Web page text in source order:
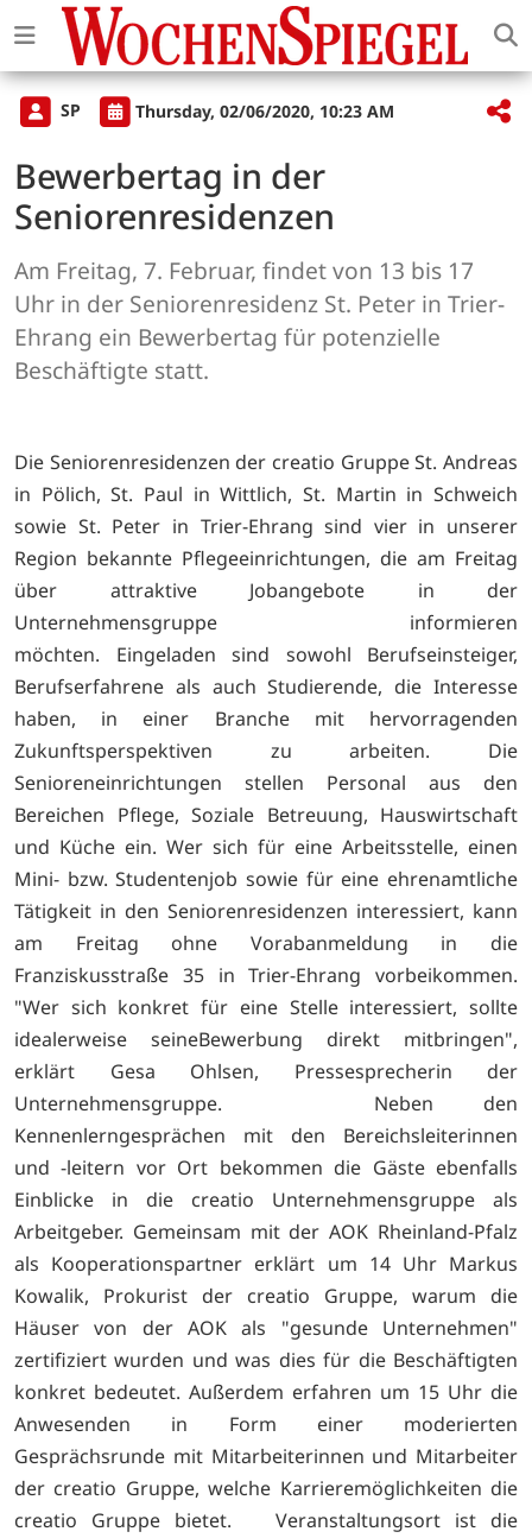
SP Thursday, 02/06/2020, 10:23 AM
Bewerbertag in der
Seniorenresidenzen
Am Freitag, 7. Februar, findet von 13 bis 17
Uhr in der Seniorenresidenz St. Peter in Trier-
Ehrang ein Bewerbertag für potenzielle
Beschäftigte statt.
Die Seniorenresidenzen der creatio Gruppe St. Andreas
in Pölich, St. Paul in Wittlich, St. Martin in Schweich
sowie St. Peter in Trier-Ehrang sind vier in unserer
Region bekannte Pflegeeinrichtungen, die am Freitag
über attraktive Jobangebote in der
Unternehmensgruppe informieren
möchten. Eingeladen sind sowohl Berufseinsteiger,
Berufserfahrene als auch Studierende, die Interesse
haben, in einer Branche mit hervorragenden
Zukunftsperspektiven zu arbeiten. Die
Senioreneinrichtungen stellen Personal aus den
Bereichen Pflege, Soziale Betreuung, Hauswirtschaft
und Küche ein. Wer sich für eine Arbeitsstelle, einen
Mini- bzw. Studentenjob sowie für eine ehrenamtliche
Tätigkeit in den Seniorenresidenzen interessiert, kann
am Freitag ohne Vorabanmeldung in die
Franziskusstraße 35 in Trier-Ehrang vorbeikommen.
"Wer sich konkret für eine Stelle interessiert, sollte
idealerweise seineBewerbung direkt mitbringen",
erklärt Gesa Ohlsen, Pressesprecherin der
Unternehmensgruppe. Neben den
Kennenlerngesprächen mit den Bereichsleiterinnen
und -leitern vor Ort bekommen die Gäste ebenfalls
Einblicke in die creatio Unternehmensgruppe als
Arbeitgeber. Gemeinsam mit der AOK Rheinland-Pfalz
als Kooperationspartner erklärt um 14 Uhr Markus
Kowalik, Prokurist der creatio Gruppe, warum die
Häuser von der AOK als "gesunde Unternehmen"
zertifiziert wurden und was dies für die Beschäftigten
konkret bedeutet. Außerdem erfahren um 15 Uhr die
Anwesenden in Form einer moderierten
Gesprächsrunde mit Mitarbeiterinnen und Mitarbeiter
der creatio Gruppe, welche Karrieremöglichkeiten die
creatio Gruppe bietet. Veranstaltungsort ist die